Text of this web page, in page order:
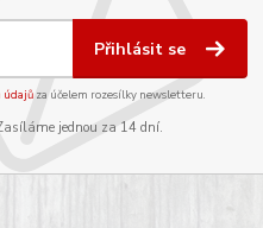
Přihlásit se
údajůza účelem rozesílky newsletteru.
jednou za 14 dní.